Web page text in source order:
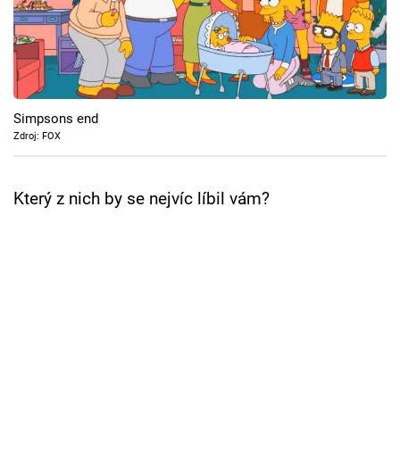
Cool Esport
Pořady
TV Program
Přihlášení
Simpsons end
Zdroj: FOX
Který z nich by se nejvíc líbil vám?